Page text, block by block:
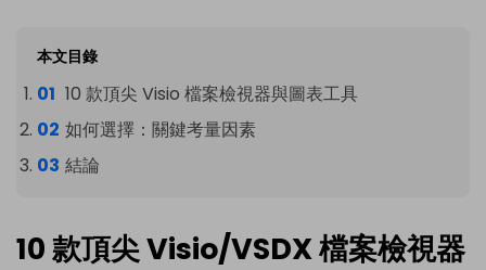
本文目錄
10 款頂尖 Visio 檔案檢視器與圖表工具
如何選擇：關鍵考量因素
結論
10 款頂尖 Visio/VSDX 檔案檢視器